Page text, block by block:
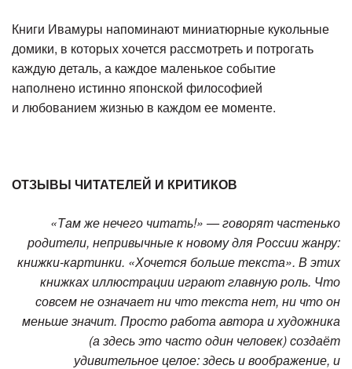
Книги Ивамуры напоминают миниатюрные кукольные
домики, в которых хочется рассмотреть и потрогать
каждую деталь, а каждое маленькое событие
наполнено истинно японской философией
и любованием жизнью в каждом ее моменте.
ОТЗЫВЫ ЧИТАТЕЛЕЙ И КРИТИКОВ
«Там же нечего читать!» — говорят частенько
родители, непривычные к новому для России жанру:
книжки-картинки. «Хочется больше текста». В этих
книжках иллюстрации играют главную роль. Что
совсем не означает ни что текста нет, ни что он
меньше значит. Просто работа автора и художника
(а здесь это часто один человек) создаёт
удивительное целое: здесь и воображение, и